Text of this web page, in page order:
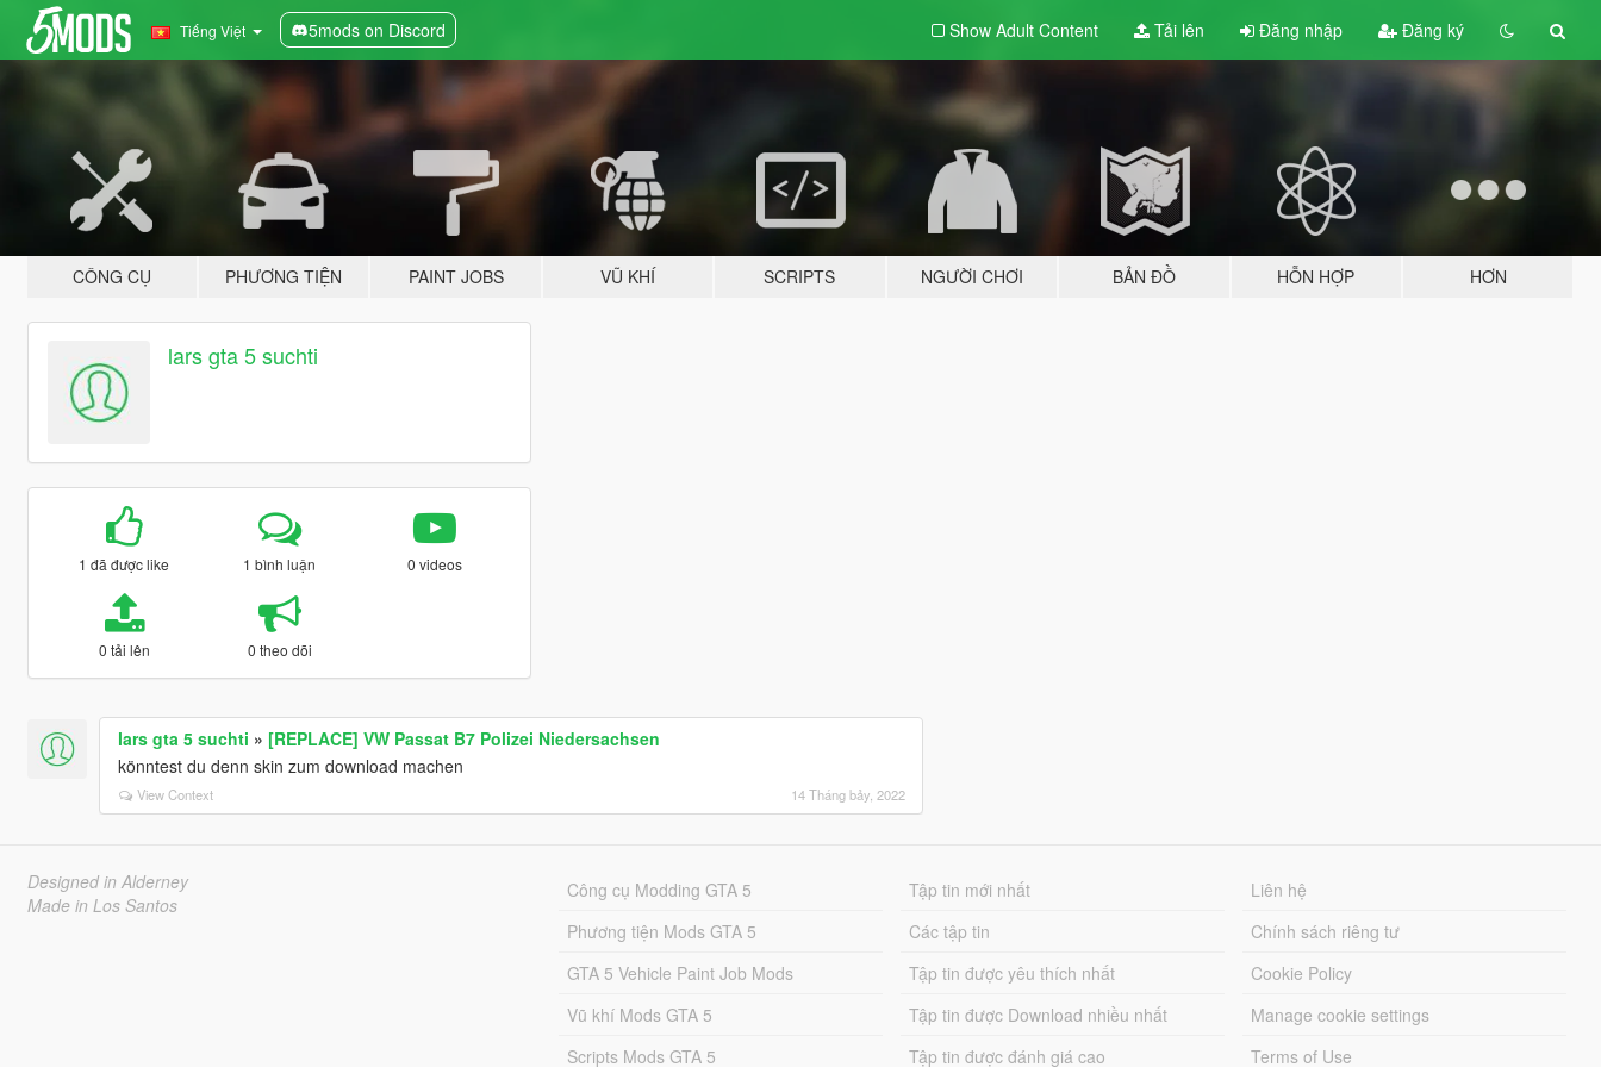
Tiếng Việt 5mods on Discord Show Adult Content Tải lên Đăng nhập Đăng ký
CÔNG CỤ PHƯƠNG TIỆN PAINT JOBS VŨ KHÍ SCRIPTS NGƯỜI CHƠI BẢN ĐỒ HỖN HỢP HƠN
lars gta 5 suchti
1 đã được like 1 bình luận 0 videos
0 tải lên 0 theo dõi
lars gta 5 suchti » [REPLACE] VW Passat B7 Polizei Niedersachsen
könntest du denn skin zum download machen
View Context 14 Tháng bảy, 2022
Designed in Alderney
Made in Los Santos
Công cụ Modding GTA 5
Phương tiện Mods GTA 5
GTA 5 Vehicle Paint Job Mods
Vũ khí Mods GTA 5
Scripts Mods GTA 5
Tập tin mới nhất
Các tập tin
Tập tin được yêu thích nhất
Tập tin được Download nhiều nhất
Tập tin được đánh giá cao
Liên hệ
Chính sách riêng tư
Cookie Policy
Manage cookie settings
Terms of Use